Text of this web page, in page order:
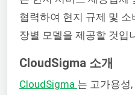
협력하여 현지 규제 및
장별 모델을 제공할 것입
CloudSigma 소개
CloudSigma 는 고가용성